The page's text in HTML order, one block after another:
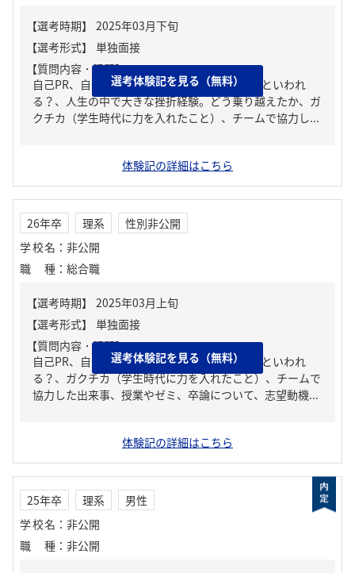
【質問内容・課題】
自己PR、自分の強み/弱み、周りからどんな人といわれ
る？、人生の中で大きな挫折経験。どう乗り越えたか、ガ
クチカ（学生時代に力を入れたこと）、チームで協力し...
選考体験記を見る（無料）
体験記の詳細はこちら
26年卒 理系
性別非公開
学校名 ： 非公開
職種 ： 総合職
【質問内容・課題】
自己PR、自分の強み/弱み、周りからどんな人といわれ
る？、ガクチカ（学生時代に力を入れたこと）、チームで
協力した出来事、授業やゼミ、卒論について、志望動機...
選考体験記を見る（無料）
体験記の詳細はこちら
25年卒 理系
男性
学校名 ： 非公開
職種 ： 非公開